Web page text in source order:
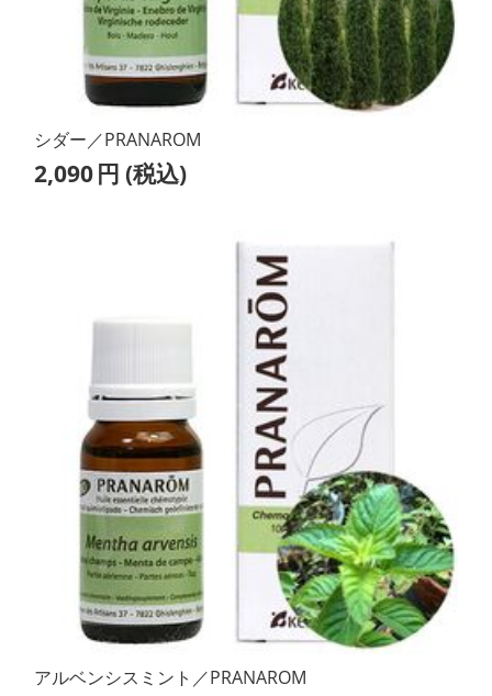
シダー／PRANAROM
2,090円 (税込)
アルベンシスミント／PRANAROM